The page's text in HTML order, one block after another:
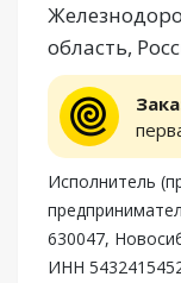
область,
Исполнитель
630047,
ИНН